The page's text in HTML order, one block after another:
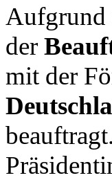
Aufgrund
der
mit der